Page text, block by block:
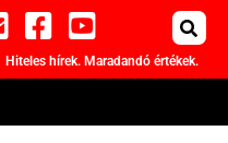
Hiteles hírek. Maradandó értékek.